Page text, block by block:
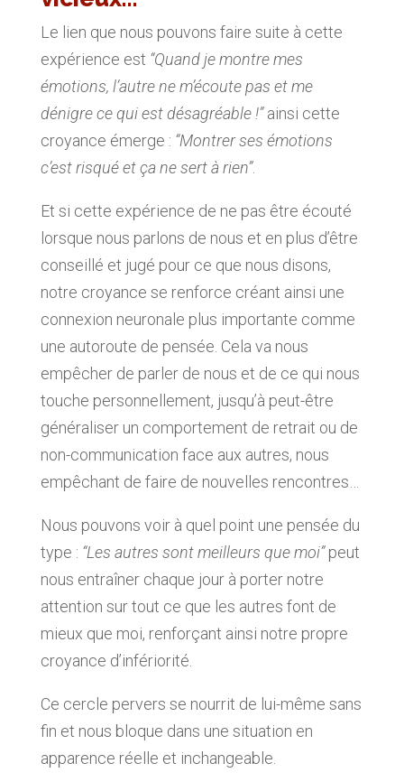
Le lien que nous pouvons faire suite à cette
expérience est “Quand je montre mes
émotions, l’autre ne m’écoute pas et me
dénigre ce qui est désagréable !”ainsi cette
croyance émerge : “Montrer ses émotions
c’est risqué et ça ne sert à rien”.
Et si cette expérience de ne pas être écouté
lorsque nous parlons de nous et en plus d’être
conseillé et jugé pour ce que nous disons,
notre croyance se renforce créant ainsi une
connexion neuronale plus importante comme
une autoroute de pensée. Cela va nous
empêcher de parler de nous et de ce qui nous
touche personnellement, jusqu’à peut-être
généraliser un comportement de retrait ou de
non-communication face aux autres, nous
empêchant de faire de nouvelles rencontres…
Nous pouvons voir à quel point une pensée du
type : “Les autres sont meilleurs que moi”peut
nous entraîner chaque jour à porter notre
attention sur tout ce que les autres font de
mieux que moi, renforçant ainsi notre propre
croyance d’infériorité.
Ce cercle pervers se nourrit de lui-même sans
fin et nous bloque dans une situation en
apparence réelle et inchangeable.